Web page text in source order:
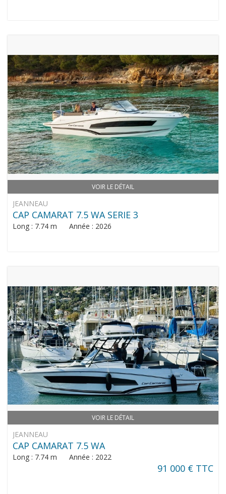
VOIR LE DÉTAIL
JEANNEAU
CAP CAMARAT 7.5 WA SERIE 3
Long : 7.74 m Année : 2026
VOIR LE DÉTAIL
JEANNEAU
CAP CAMARAT 7.5 WA
Long : 7.74 m Année : 2022
91 000 € TTC